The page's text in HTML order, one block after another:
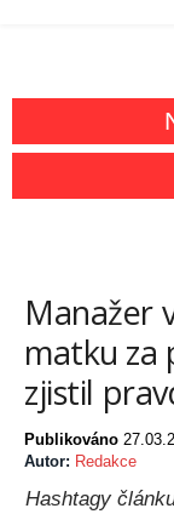
Manažer
matku za
zjistil
Publikováno
Autor: Redakce
Hashtagy